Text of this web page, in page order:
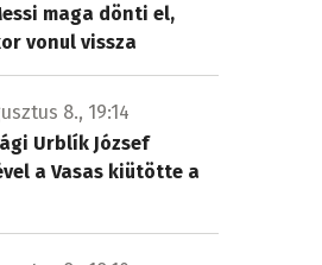
maga dönti el,
vonul vissza
8., 19:14
Urblík József
a Vasas kiütötte a